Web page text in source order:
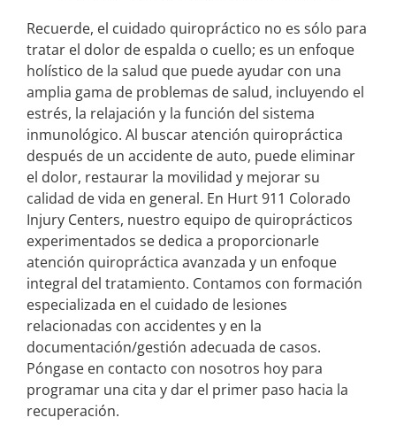
Recuerde, el cuidado quiropráctico no es sólo para
tratar el dolor de espalda o cuello; es un enfoque
holístico de la salud que puede ayudar con una
amplia gama de problemas de salud, incluyendo el
estrés, la relajación y la función del sistema
inmunológico. Al buscar atención quiropráctica
después de un accidente de auto, puede eliminar
el dolor, restaurar la movilidad y mejorar su
calidad de vida en general. En Hurt 911 Colorado
Injury Centers, nuestro equipo de quiroprácticos
experimentados se dedica a proporcionarle
atención quiropráctica avanzada y un enfoque
integral del tratamiento. Contamos con formación
especializada en el cuidado de lesiones
relacionadas con accidentes y en la
documentación/gestión adecuada de casos.
Póngase en contacto con nosotros hoy para
programar una cita y dar el primer paso hacia la
recuperación.